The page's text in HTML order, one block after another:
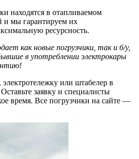
находятся в отапливаемом
мы гарантируем их
ресурсность.
как новые погрузчики, так и б/у,
в употреблении электрокары
электротележку или штабелер в
заявку и специалисты
время. Все погрузчики на сайте —